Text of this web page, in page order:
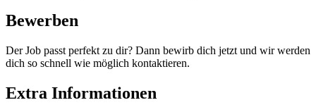
Bewerben
Der Job passt perfekt zu dir? Dann bewirb dich jetzt und wir werden
dich so schnell wie möglich kontaktieren.
Extra Informationen